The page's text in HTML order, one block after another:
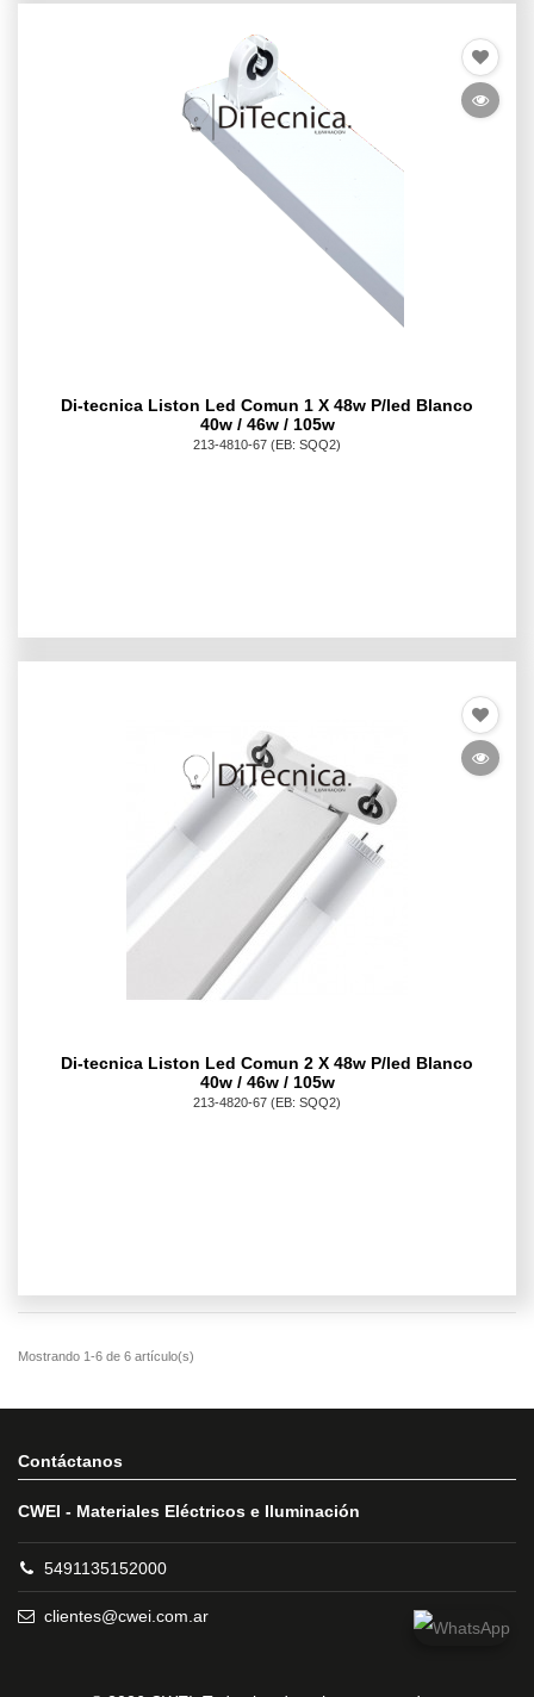
Di-tecnica Liston Led Comun 1 X 48w P/led Blanco
40w / 46w / 105w
213-4810-67 (EB: SQQ2)
Di-tecnica Liston Led Comun 2 X 48w P/led Blanco
40w / 46w / 105w
213-4820-67 (EB: SQQ2)
Contáctanos
CWEI - Materiales Eléctricos e Iluminación
5491135152000
clientes@cwei.com.ar